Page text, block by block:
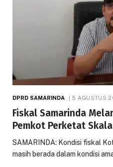
DPRD SAMARINDA 5 AGUSTUS
Fiskal Samarinda
Pemkot Perketat
SAMARINDA: Kondisi fiskal
masih berada dalam kondisi